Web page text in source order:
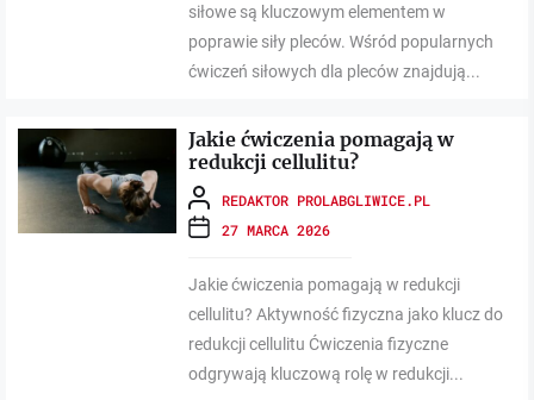
siłowe są kluczowym elementem w
poprawie siły pleców. Wśród popularnych
ćwiczeń siłowych dla pleców znajdują...
Jakie ćwiczenia pomagają w
redukcji cellulitu?
REDAKTOR PROLABGLIWICE.PL
27 MARCA 2026
Jakie ćwiczenia pomagają w redukcji
cellulitu? Aktywność fizyczna jako klucz do
redukcji cellulitu Ćwiczenia fizyczne
odgrywają kluczową rolę w redukcji...